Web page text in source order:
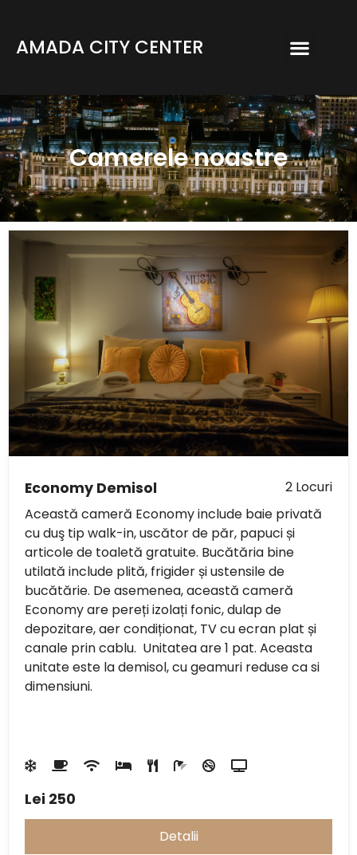
AMADA CITY CENTER
Camerele noastre
Economy Demisol
2 Locuri
Această cameră Economy include baie privată
cu duş tip walk-in, uscător de păr, papuci și
articole de toaletă gratuite. Bucătăria bine
utilată include plită, frigider și ustensile de
bucătărie. De asemenea, această cameră
Economy are pereți izolați fonic, dulap de
depozitare, aer condiționat, TV cu ecran plat și
canale prin cablu. Unitatea are 1 pat. Aceasta
unitate este la demisol, cu geamuri reduse ca si
dimensiuni.
Lei 250
Detalii